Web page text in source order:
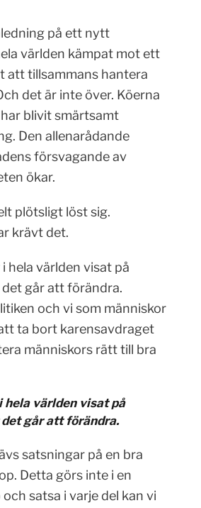
på ett nytt
världen kämpat mot ett
att tillsammans hantera
det är inte över. Köerna
blivit smärtsamt
Den allenarådande
försvagande av
ökar.
plötsligt löst sig.
krävt det.
hela världen visat på
går att förändra.
och vi som människor
ta bort karensavdraget
människors rätt till bra
världen visat på
går att förändra.
satsningar på en bra
Detta görs inte i en
satsa i varje del kan vi